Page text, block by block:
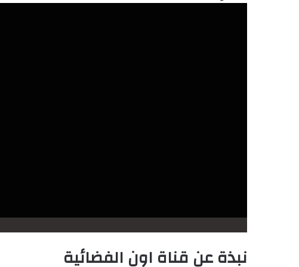
نبذة عن قناة اون الفضائية